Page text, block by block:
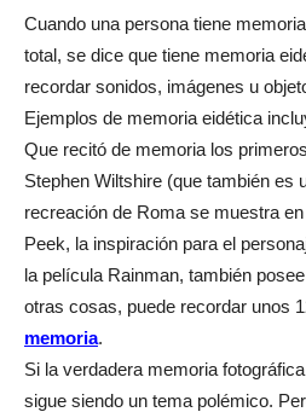
Cuando una persona tiene
total, se dice que tiene memoria
recordar sonidos, imágenes u
Ejemplos de memoria eidética
Que recitó de memoria los
Stephen Wiltshire (que también es
recreación de Roma se muestra
Peek, la inspiración para el
la película Rainman, también
otras cosas, puede recordar unos
memoria.
Si la verdadera memoria
sigue siendo un tema polémico.